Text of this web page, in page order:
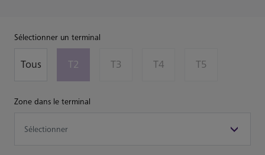
Sélectionner un terminal
Tous T2 T3 T4 T5
Zone dans le terminal